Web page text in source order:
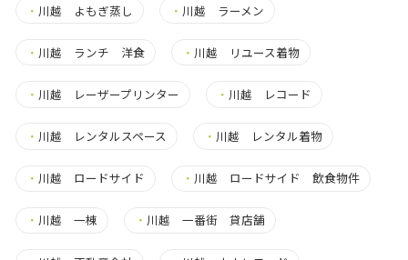
・ 川越 よもぎ蒸し ・ 川越 ラーメン
・ 川越 ランチ 洋食 ・ 川越 リユース着物
・ 川越 レーザープリンター ・ 川越 レコード
・ 川越 レンタルスペース ・ 川越 レンタル着物
・ 川越 ロードサイド ・ 川越 ロードサイド 飲食物件
・ 川越 一棟 ・ 川越 一番街 貸店舗